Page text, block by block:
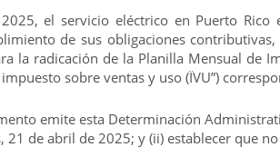
el servicio eléctrico en Puerto
de sus obligaciones
la radicación de la Planilla Mensual de
sobre ventas y uso (ÏVU”)
emite esta Determinación
21 de abril de 2025; y (ii) establecer que